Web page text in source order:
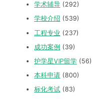
学术辅导 (292)
学校介绍 (539)
工程专业 (237)
成功案例 (39)
护学星VIP留学 (56)
本科申请 (800)
标化考试 (83)